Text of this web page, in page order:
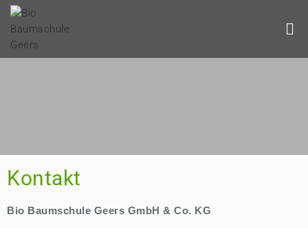
Kontakt
Bio Baumschule Geers GmbH & Co. KG